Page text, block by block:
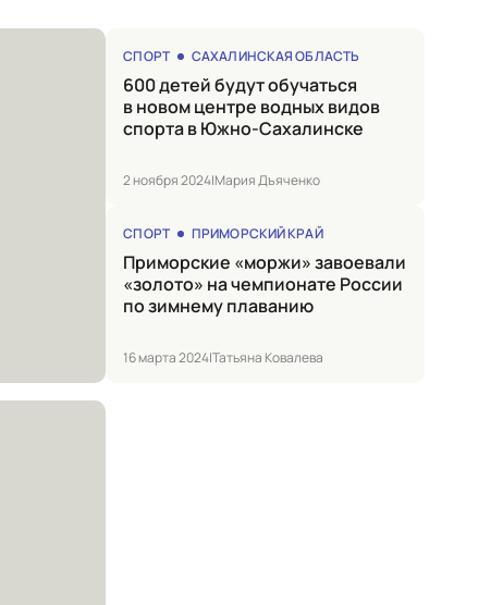
СПОРТ САХАЛИНСКАЯ ОБЛАСТЬ
600 детей будут обучаться
в новом центре водных видов
спорта в Южно-Сахалинске
2 ноября 2024|Мария Дъяченко
СПОРТ ПРИМОРСКИЙ КРАЙ
Приморские «моржи» завоевали
«золото» на чемпионате России
по зимнему плаванию
16 марта 2024|Татьяна Ковалева